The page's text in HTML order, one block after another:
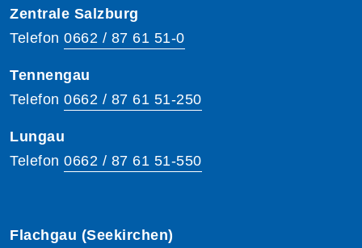
Zentrale Salzburg
Telefon 0662 / 87 61 51-0
Tennengau
Telefon 0662 / 87 61 51-250
Lungau
Telefon 0662 / 87 61 51-550
Flachgau (Seekirchen)